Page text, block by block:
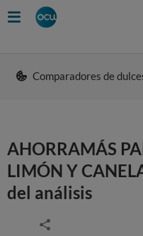
Comparadores de
AHORRAMÁS
LIMÓN Y
del análisis